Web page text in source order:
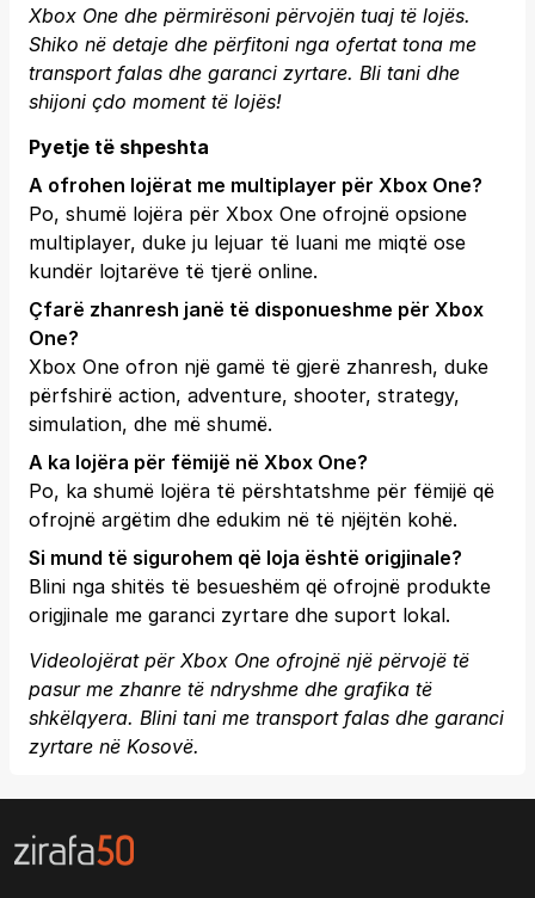
Xbox One dhe përmirësoni përvojën tuaj të lojës.
Shiko në detaje dhe përfitoni nga ofertat tona me
transport falas dhe garanci zyrtare. Bli tani dhe
shijoni çdo moment të lojës!
Pyetje të shpeshta
A ofrohen lojërat me multiplayer për Xbox One?
Po, shumë lojëra për Xbox One ofrojnë opsione
multiplayer, duke ju lejuar të luani me miqtë ose
kundër lojtarëve të tjerë online.
Çfarë zhanresh janë të disponueshme për Xbox
One?
Xbox One ofron një gamë të gjerë zhanresh, duke
përfshirë action, adventure, shooter, strategy,
simulation, dhe më shumë.
A ka lojëra për fëmijë në Xbox One?
Po, ka shumë lojëra të përshtatshme për fëmijë që
ofrojnë argëtim dhe edukim në të njëjtën kohë.
Si mund të sigurohem që loja është origjinale?
Blini nga shitës të besueshëm që ofrojnë produkte
origjinale me garanci zyrtare dhe suport lokal.
Videolojërat për Xbox One ofrojnë një përvojë të
pasur me zhanre të ndryshme dhe grafika të
shkëlqyera. Blini tani me transport falas dhe garanci
zyrtare në Kosovë.